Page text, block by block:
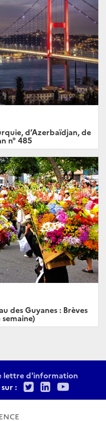
d’Azerbaïdjan, de
n° 485
des Guyanes : Brèves
lettre d'information
:
TwitterLinkedIn